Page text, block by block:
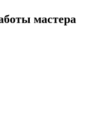
мастера